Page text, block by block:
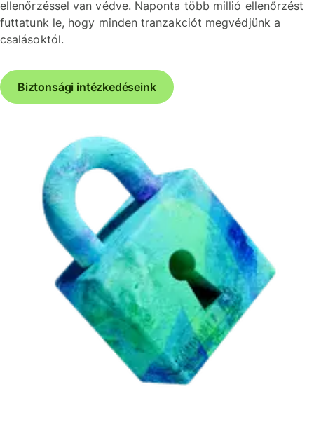
ellenőrzéssel van védve. Naponta több millió ellenőrzést
futtatunk le, hogy minden tranzakciót megvédjünk a
csalásoktól.
Biztonsági intézkedéseink